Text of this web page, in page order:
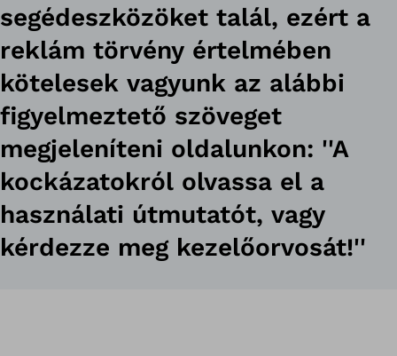
segédeszközöket talál, ezért a
reklám törvény értelmében
kötelesek vagyunk az alábbi
figyelmeztető szöveget
megjeleníteni oldalunkon: ''A
kockázatokról olvassa el a
használati útmutatót, vagy
kérdezze meg kezelőorvosát!''